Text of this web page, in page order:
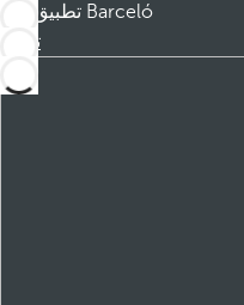
تطبيق Barceló
تنزيل